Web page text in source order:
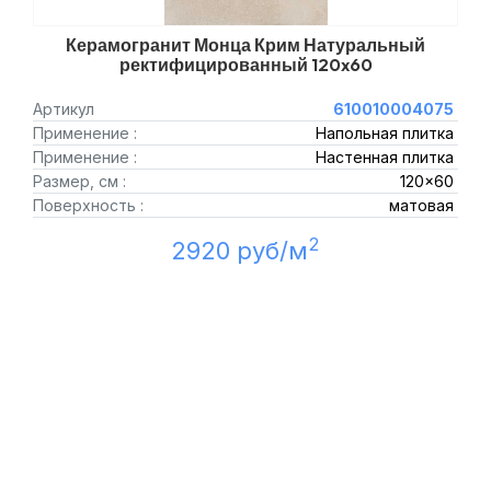
Керамогранит Монца Крим Натуральный
ректифицированный 120x60
Артикул
610010004075
Применение :
Напольная плитка
Применение :
Настенная плитка
Размер, см :
120x60
Поверхность :
матовая
2920 руб/м2